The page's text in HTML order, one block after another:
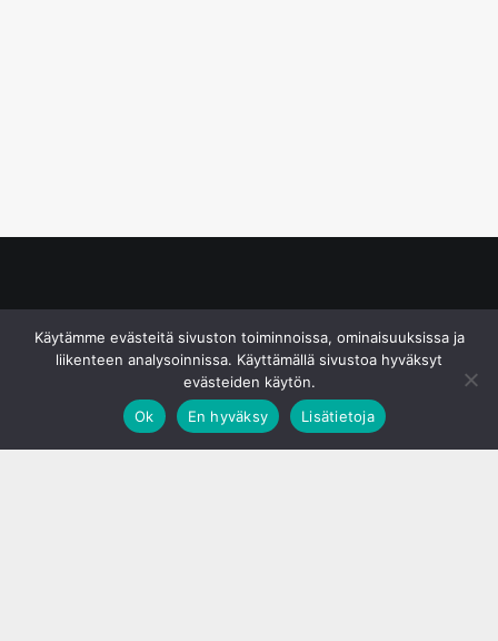
Käytämme evästeitä sivuston toiminnoissa, ominaisuuksissa ja
liikenteen analysoinnissa. Käyttämällä sivustoa hyväksyt
evästeiden käytön.
Ok
En hyväksy Lisätietoja